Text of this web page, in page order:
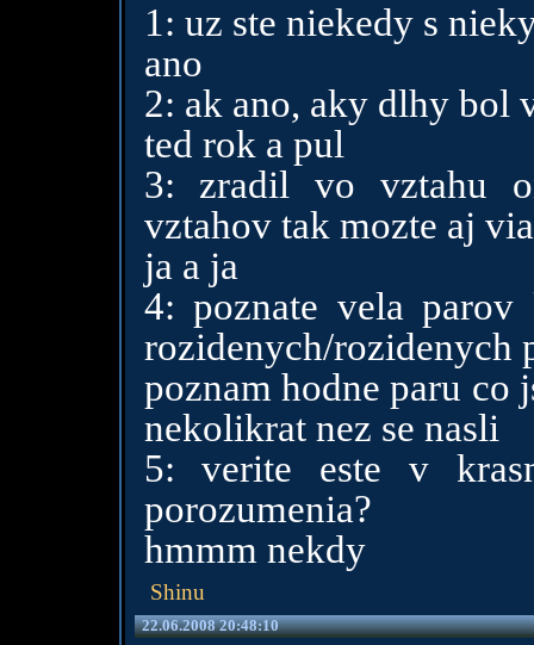
1: uz ste niekedy s
ano
2: ak ano, aky dlhy bol
ted rok a pul
3: zradil vo vztahu
vztahov tak mozte aj
ja a ja
4: poznate vela
rozidenych/rozidenych
poznam hodne paru co
nekolikrat nez se nasli
5: verite este v
porozumenia?
hmmm nekdy
Shinu
22.06.2008 20:48:10